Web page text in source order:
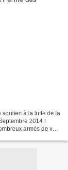
soutien à la lutte de la
2014 !
armés de vos